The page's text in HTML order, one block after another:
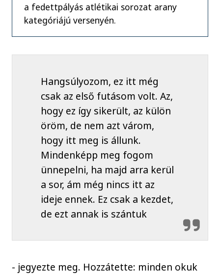
a fedettpályás atlétikai sorozat arany
kategóriájú versenyén.
Hangsúlyozom, ez itt még
csak az első futásom volt. Az,
hogy ez így sikerült, az külön
öröm, de nem azt várom,
hogy itt meg is állunk.
Mindenképp meg fogom
ünnepelni, ha majd arra kerül
a sor, ám még nincs itt az
ideje ennek. Ez csak a kezdet,
de ezt annak is szántuk
- jegyezte meg. Hozzátette: minden okuk